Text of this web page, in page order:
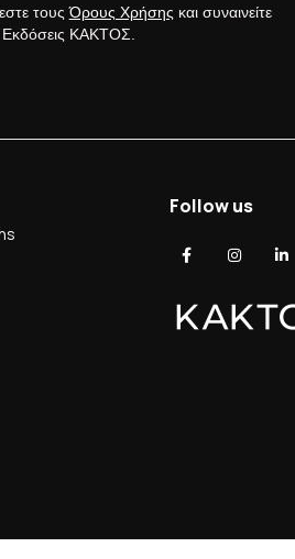
τουςΌρους Χρήσης και συναινείτε
Εκδόσεις ΚΑΚΤΟΣ.
Follow us